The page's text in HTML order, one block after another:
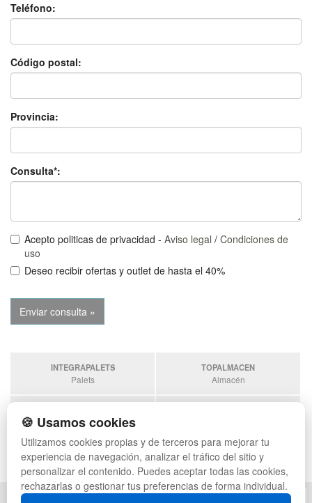
Teléfono:
Código postal:
Provincia:
Consulta*:
Acepto politicas de privacidad - Aviso legal / Condiciones de
uso
Deseo recibir ofertas y outlet de hasta el 40%
INTEGRAPALETS
Palets
TOPALMACEN
Almacén
Sobrantes
ESTANTERIASKIT
Estanterias
🍪 Usamos cookies
Utilizamos cookies propias y de terceros para mejorar tu
experiencia de navegación, analizar el tráfico del sitio y
personalizar el contenido. Puedes aceptar todas las cookies,
rechazarlas o gestionar tus preferencias de forma individual.